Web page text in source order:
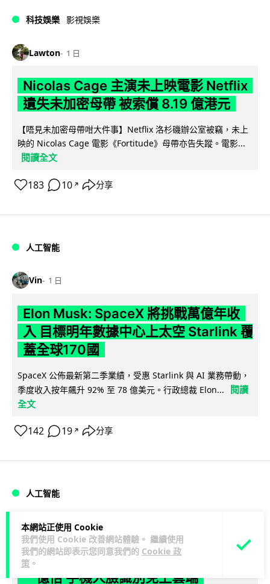
本網站正使用 Cookie
我們使用 Cookie 改善網站體驗。 繼續使用
我們的網站即表示您同意我們的 Cookie 政
策 。
科技娛樂 影視娛樂
Lawton 1 日
Nicolas Cage 主演未上映電影 Netflix
遺失未加密母帶 被索償 8.19 億港元
【唔見未加密母帶咁大件事】Netflix 洛杉磯辦公室被竊，未上
映的 Nicolas Cage 電影《Fortitude》母帶亦告失蹤。電影...
閱讀全文
183 10 ↗ 分享
人工智能
Vin 1 日
Elon Musk: SpaceX 將挑戰萬億年收
入 目標明年數據中心上太空 Starlink 覆
蓋全球170國
SpaceX 公佈最新第二季業績，受惠 Starlink 與 AI 業務帶動，
季度收入按年飆升 92% 至 78 億美元。行政總裁 Elon...
閱讀
全文
142 19 ↗ 分享
人工智能
Vin 1 日
港大研原子級新晶片 AI 搜尋速度提升
一億倍 手機人臉識別免上雲端